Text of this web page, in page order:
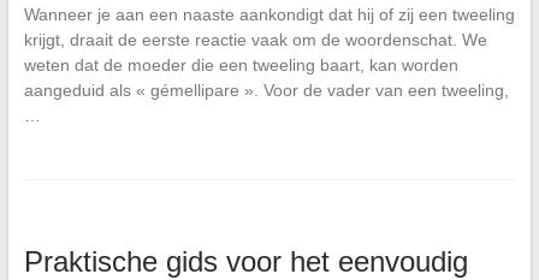
Wanneer je aan een naaste aankondigt dat hij of zij een tweeling
krijgt, draait de eerste reactie vaak om de woordenschat. We
weten dat de moeder die een tweeling baart, kan worden
aangeduid als « gémellipare ». Voor de vader van een tweeling,
Praktische gids voor het eenvoudig